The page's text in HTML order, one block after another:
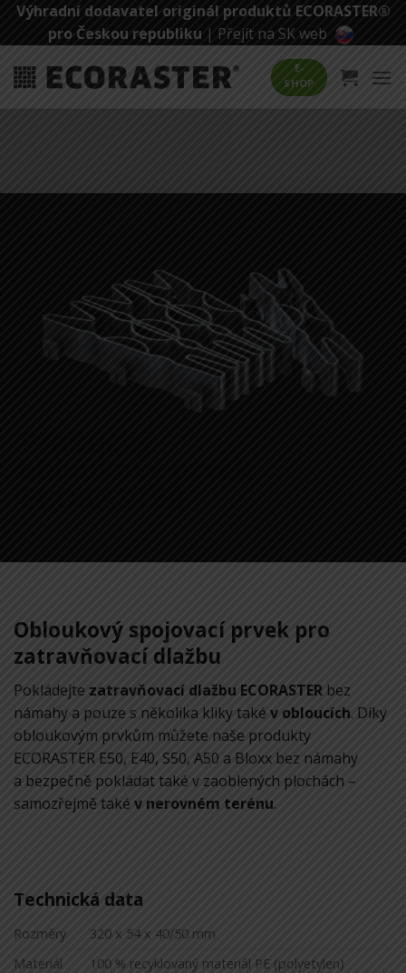
Přeskočit
Výhradní dodavatel originál produktů ECORASTER®
pro Českou republiku | Přejít na SK web
E-
SHOP
Obloukový spojovací prvek pro
zatravňovací dlažbu
Pokládejte zatravňovací dlažbu ECORASTER bez
námahy a pouze s několika kliky také v obloucích. Díky
obloukovým prvkům můžete naše produkty
ECORASTER E50, E40, S50, A50 a Bloxx bez námahy
a bezpečně pokládat také v zaoblených plochách –
samozřejmě také v nerovném terénu.
Technická data
Rozměry
320 x 54 x 40/50 mm
Materiál
100 % recyklovaný materiál PE (polyetylen)